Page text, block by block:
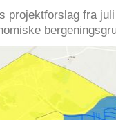
projektforslag fra